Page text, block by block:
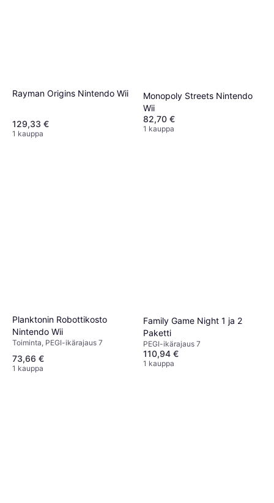
Rayman Origins Nintendo Wii
129,33 €
1 kauppa
Monopoly Streets Nintendo
Wii
82,70 €
1 kauppa
Planktonin Robottikosto
Nintendo Wii
Toiminta, PEGI-ikärajaus 7
73,66 €
1 kauppa
Family Game Night 1 ja 2
Paketti
PEGI-ikärajaus 7
110,94 €
1 kauppa